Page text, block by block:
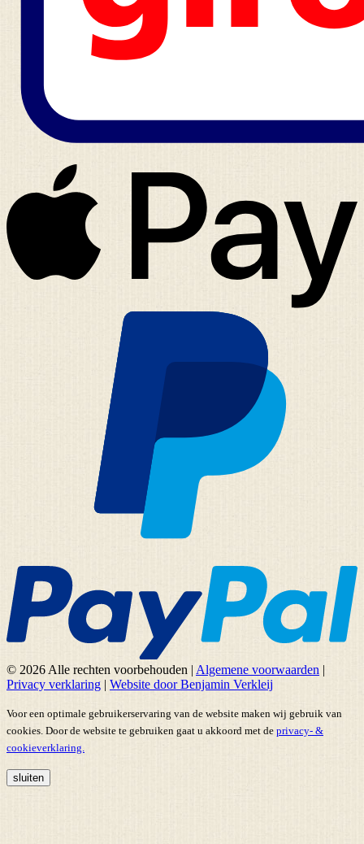
© 2026 Alle rechten voorbehouden | Algemene voorwaarden |
Privacy verklaring | Website door Benjamin Verkleij
Voor een optimale gebruikerservaring van de website maken wij gebruik van
cookies. Door de website te gebruiken gaat u akkoord met de privacy- &
cookieverklaring.
sluiten